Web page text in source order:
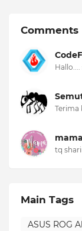
Comments
Terima
tq
Main Tags
ASUS ROG